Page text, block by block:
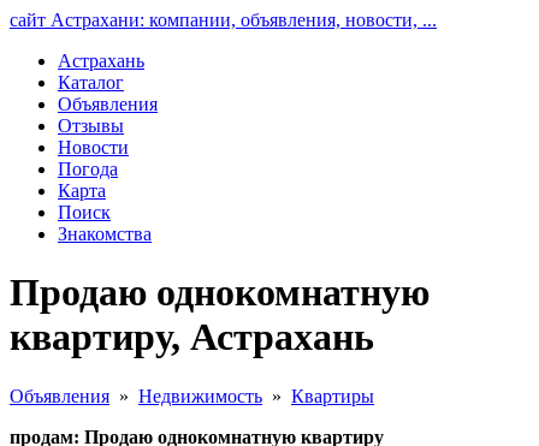
сайт Астрахани: компании, объявления, новости, ...
Астрахань
Каталог
Объявления
Отзывы
Новости
Погода
Карта
Поиск
Знакомства
Продаю однокомнатную
квартиру, Астрахань
Объявления » Недвижимость » Квартиры
продам: Продаю однокомнатную квартиру